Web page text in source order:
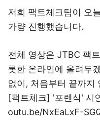
저희 팩트체크팀이 오
가량 진행했습니다.
전체 영상은 JTBC 팩
롯한 온라인에 올려두
없이, 처음부터 끝까
[팩트체크] '포렌식' 시
outu.be/NxEaLxF-